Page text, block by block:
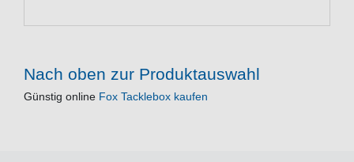
Nach oben zur Produktauswahl
Günstig online Fox Tacklebox kaufen